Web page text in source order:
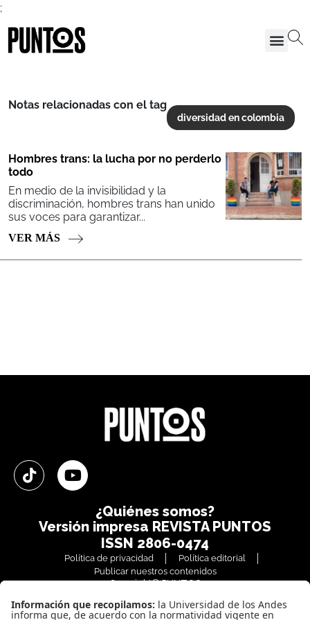
;
Notas relacionadas con el tag
diversidad en colombia
Hombres trans: la lucha por no perderlo
todo
En medio de la invisibilidad y la
discriminación, hombres trans han unido
sus voces para garantizar...
VER MÁS
¿Quiénes somos?
Versión impresa REVISTA PUNTOS
ISSN 2806-0474
Política de privacidad
Política editorial
Publicar nuestros contenidos
Copyright© PUNTOS